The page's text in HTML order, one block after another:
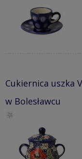
Cukiernica uszka
w Bolesławcu